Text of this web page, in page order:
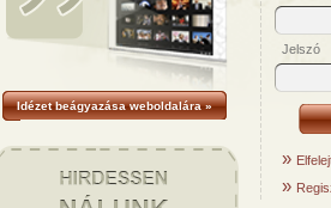
Idézet beágyazása weboldalára »
Jelszó
»
»